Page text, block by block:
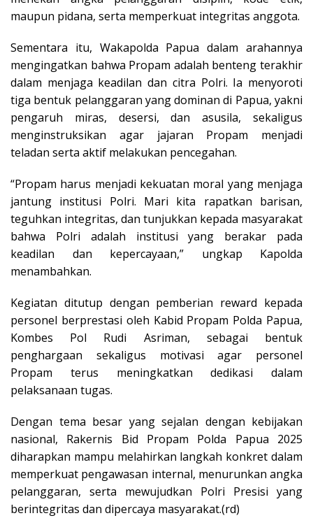
maupun pidana, serta memperkuat integritas anggota.
Sementara itu, Wakapolda Papua dalam arahannya
mengingatkan bahwa Propam adalah benteng terakhir
dalam menjaga keadilan dan citra Polri. Ia menyoroti
tiga bentuk pelanggaran yang dominan di Papua, yakni
pengaruh miras, desersi, dan asusila, sekaligus
menginstruksikan agar jajaran Propam menjadi
teladan serta aktif melakukan pencegahan.
“Propam harus menjadi kekuatan moral yang menjaga
jantung institusi Polri. Mari kita rapatkan barisan,
teguhkan integritas, dan tunjukkan kepada masyarakat
bahwa Polri adalah institusi yang berakar pada
keadilan dan kepercayaan,” ungkap Kapolda
menambahkan.
Kegiatan ditutup dengan pemberian reward kepada
personel berprestasi oleh Kabid Propam Polda Papua,
Kombes Pol Rudi Asriman, sebagai bentuk
penghargaan sekaligus motivasi agar personel
Propam terus meningkatkan dedikasi dalam
pelaksanaan tugas.
Dengan tema besar yang sejalan dengan kebijakan
nasional, Rakernis Bid Propam Polda Papua 2025
diharapkan mampu melahirkan langkah konkret dalam
memperkuat pengawasan internal, menurunkan angka
pelanggaran, serta mewujudkan Polri Presisi yang
berintegritas dan dipercaya masyarakat.(rd)